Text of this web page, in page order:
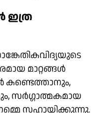
ഇത്ര
മാറ്റങ്ങൾ
സർഗ്ഗാത്മകമായ
സഹായിക്കുന്നു.